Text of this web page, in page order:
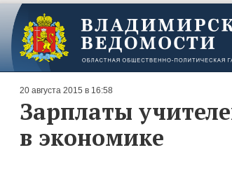
20 августа 2015 в 16:58
Зарплаты
в экономике